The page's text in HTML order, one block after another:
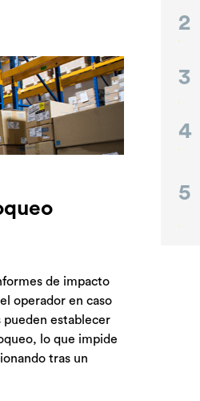
de impacto
operador en caso
pueden establecer
lo que impide
tras un